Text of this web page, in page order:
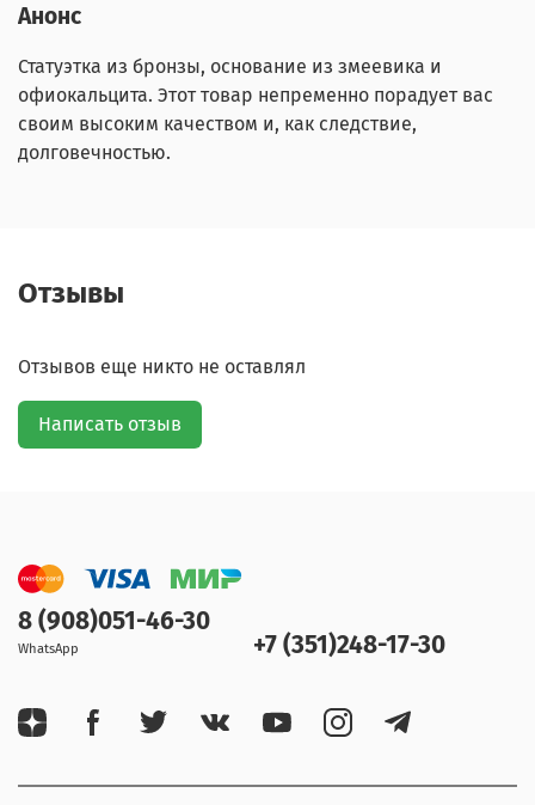
Анонс
Статуэтка из бронзы, основание из змеевика и
офиокальцита. Этот товар непременно порадует вас
своим высоким качеством и, как следствие,
долговечностью.
Отзывы
Отзывов еще никто не оставлял
Написать отзыв
8 (908)051-46-30
WhatsApp +7 (351)248-17-30